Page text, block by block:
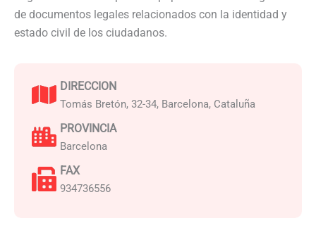
de documentos legales relacionados con la identidad y
estado civil de los ciudadanos.
DIRECCION
Tomás Bretón, 32-34, Barcelona, Cataluña
PROVINCIA
Barcelona
FAX
934736556